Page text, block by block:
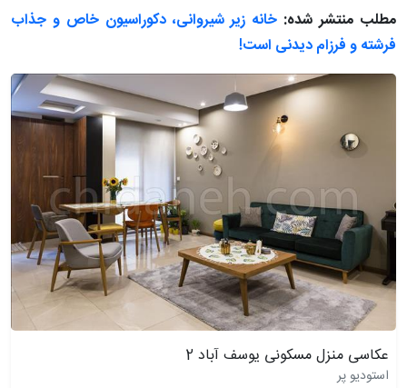
مطلب منتشر شده: خانه زیر شیروانی، دکوراسیون خاص و جذاب
فرشته و فرزام دیدنی است!
عکاسی منزل مسکونی یوسف آباد 2
استودیو پر